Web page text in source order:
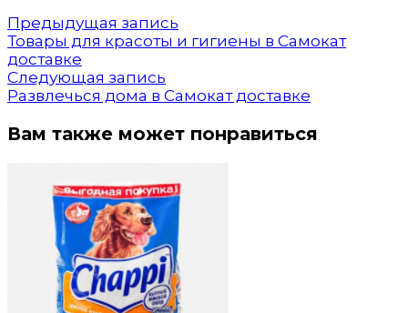
Навигация
по
записям
Предыдущая запись
запись:
Товары для красоты и гигиены в Самокат
доставке
Следующая запись
запись:
Развлечься дома в Самокат доставке
Вам также может понравиться